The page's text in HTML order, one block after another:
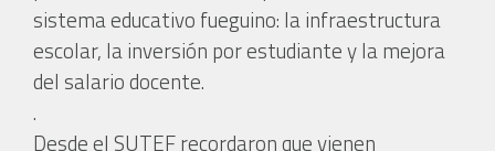
sistema educativo fueguino: la infraestructura
escolar, la inversión por estudiante y la mejora
del salario docente.
.
Desde el SUTEF recordaron que vienen